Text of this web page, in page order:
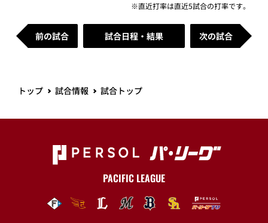
※直近打率は直近5試合の打率です。
前の試合 試合日程・結果 次の試合
トップ 試合情報 試合トップ
PACIFIC LEAGUE